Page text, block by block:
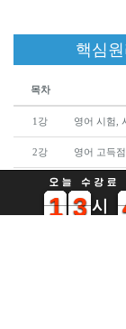
핵심원
목차
1강 영어 시험,
2강 영어 고득
영어 독해
4강 당신의 영
0
0
1
1
2
2 0
0
1
1
2
2
3
3
4
4
5
5
6
6
7
7
8
8
9
9